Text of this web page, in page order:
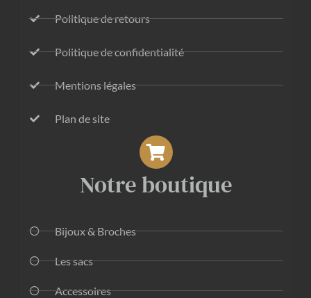
Politique de retours
Politique de confidentialité
Mentions légales
Plan de site
Notre boutique
Bijoux & Broches
Les sacs
Accessoires